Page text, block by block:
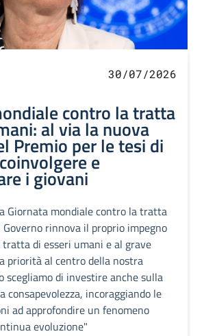
30/07/2026
contro la tratta
al via la nuova
Premio per le tesi di
e
i giovani
Giornata mondiale contro la tratta
rinnova il proprio impegno
di esseri umani e al grave
priorità al centro della nostra
scegliamo di investire anche sulla
consapevolezza, incoraggiando le
ad approfondire un fenomeno
evoluzione"